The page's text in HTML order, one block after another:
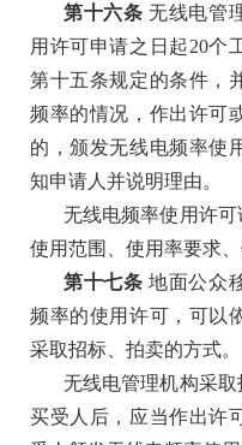
第十六条无线电管
用许可申请之日起20个
第十五条规定的条件，
频率的情况，作出许可
的，颁发无线电频率使
知申请人并说明理由。
无线电频率使用许可
使用范围、使用率要求、
第十七条地面公众
频率的使用许可，可以
采取招标、拍卖的方式。
无线电管理机构采取
买受人后，应当作出许